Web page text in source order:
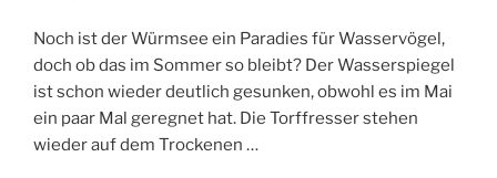
Noch ist der Würmsee ein Paradies für Wasservögel,
doch ob das im Sommer so bleibt? Der Wasserspiegel
ist schon wieder deutlich gesunken, obwohl es im Mai
ein paar Mal geregnet hat. Die Torffresser stehen
wieder auf dem Trockenen …